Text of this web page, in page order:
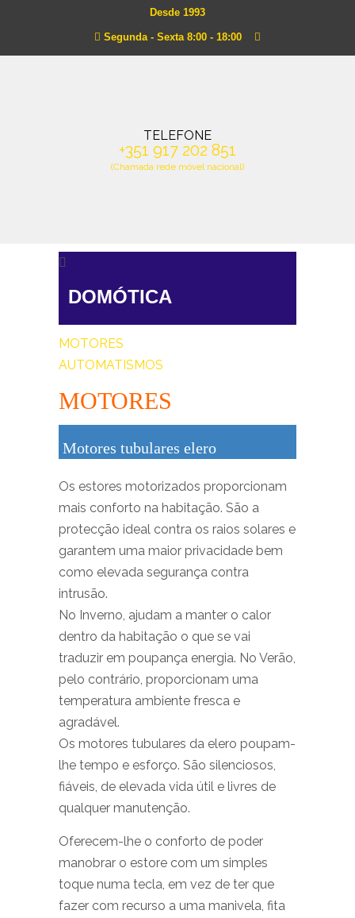
Desde 1993
Segunda - Sexta 8:00 - 18:00
TELEFONE
+351 917 202 851
(Chamada rede móvel nacional)
DOMÓTICA
MOTORES
AUTOMATISMOS
MOTORES
Motores tubulares elero
Os estores motorizados proporcionam
mais conforto na habitação. São a
protecção ideal contra os raios solares e
garantem uma maior privacidade bem
como elevada segurança contra
intrusão.
No Inverno, ajudam a manter o calor
dentro da habitação o que se vai
traduzir em poupança energia. No Verão,
pelo contrário, proporcionam uma
temperatura ambiente fresca e
agradável.
Os motores tubulares da elero poupam-
lhe tempo e esforço. São silenciosos,
fiáveis, de elevada vida útil e livres de
qualquer manutenção.
Oferecem-lhe o conforto de poder
manobrar o estore com um simples
toque numa tecla, em vez de ter que
fazer com recurso a uma manivela, fita